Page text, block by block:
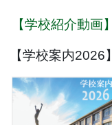
【学校紹介動画】
【学校案内2026】